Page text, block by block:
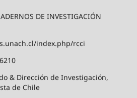
DE INVESTIGACIÓN
index.php/rcci
& Dirección de Investigación,
de Chile